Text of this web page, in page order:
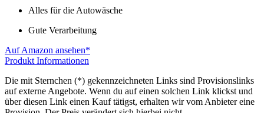
Alles für die Autowäsche
Gute Verarbeitung
Auf Amazon ansehen*
Produkt Informationen
Die mit Sternchen (*) gekennzeichneten Links sind Provisionslinks
auf externe Angebote. Wenn du auf einen solchen Link klickst und
über diesen Link einen Kauf tätigst, erhalten wir vom Anbieter eine